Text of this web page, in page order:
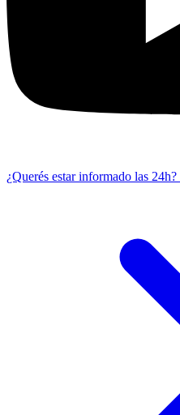
¿Querés estar informado las 24h?